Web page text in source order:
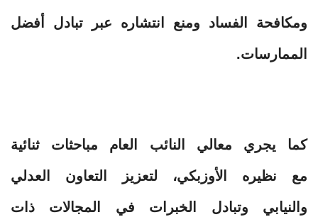
ومكافحة الفساد ومنع انتشاره عبر تبادل أفضل
الممارسات.
كما يجري معالي النائب العام مباحثات ثنائية
مع نظيره الأوزبكي، لتعزيز التعاون العدلي
والنيابي وتبادل الخبرات في المجالات ذات